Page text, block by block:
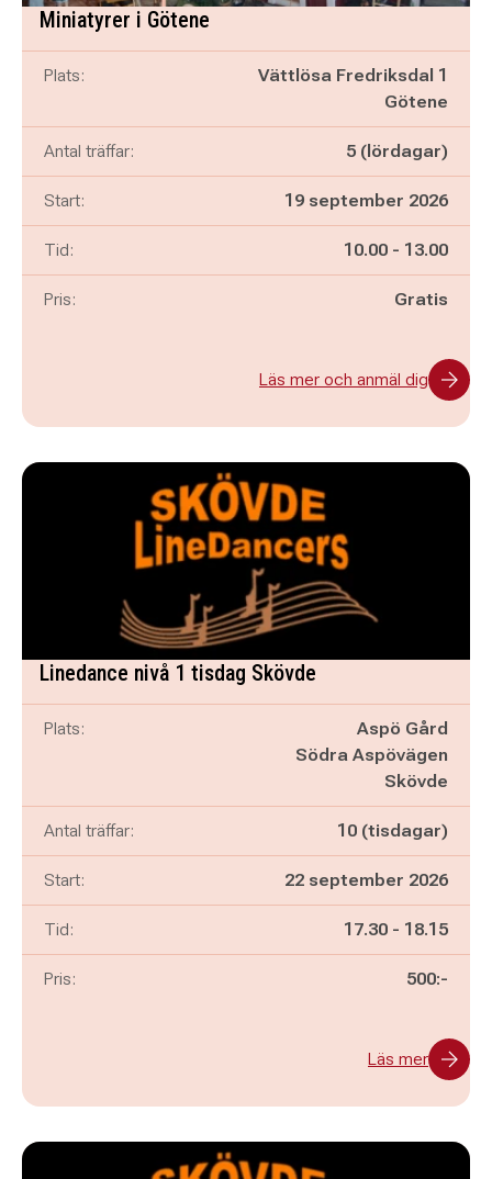
Miniatyrer i Götene
Plats:
Vättlösa Fredriksdal 1
Götene
Antal träffar: 5 (lördagar)
Start: 19 september 2026
Tid: Pågår mellan
10.00 - och
13.00
Pris: Gratis
Läs mer och anmäl dig
Linedance nivå 1 tisdag Skövde
Plats:
Aspö Gård
Södra Aspövägen
Skövde
Antal träffar: 10 (tisdagar)
Start: 22 september 2026
Tid: Pågår mellan
17.30 - och
18.15
Pris: 500:-
Läs mer